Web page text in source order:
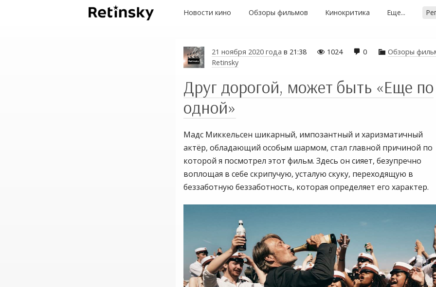
Новости кино Обзоры фильмов Кинокритика Еще...
21 ноября 2020 года в 21:38  1024  0  Обзоры
Retinsky
Друг дорогой, может быть «Еще по
одной»
Мадс Миккельсен шикарный, импозантный и харизматичный
актёр, обладающий особым шармом, стал главной причиной по
которой я посмотрел этот фильм. Здесь он сияет, безупречно
воплощая в себе скрипучую, усталую скуку, переходящую в
беззаботную беззаботность, которая определяет его характер.